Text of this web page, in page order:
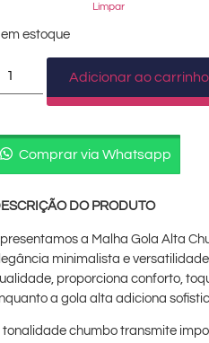
Limpar
estoque
Adicionar ao carrinho
Comprar via Whatsapp
DO PRODUTO
a Malha Gola Alta
minimalista e
proporciona conforto,
a gola alta adiciona
tonalidade chumbo transmite